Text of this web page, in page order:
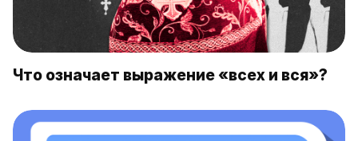
Что означает выражение «всех и вся»?